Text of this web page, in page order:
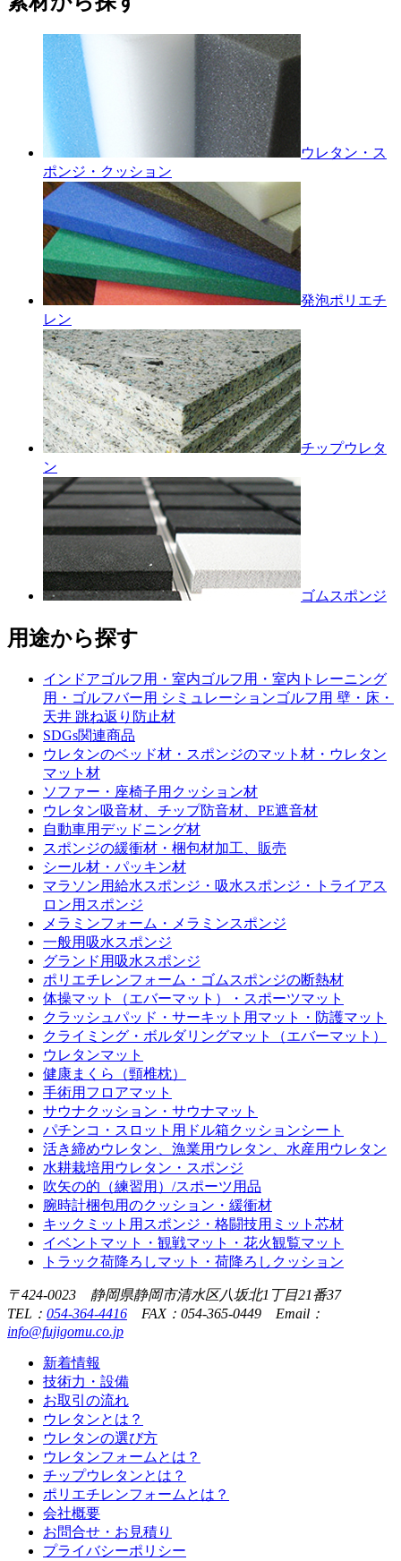
ウレタン・ス
ポンジ・クッション
発泡ポリエチ
レン
チップウレタ
ン
ゴムスポンジ
用途から探す
インドアゴルフ用・室内ゴルフ用・室内トレーニング
用・ゴルフバー用 シミュレーションゴルフ用 壁・床・
天井 跳ね返り防止材
SDGs関連商品
ウレタンのベッド材・スポンジのマット材・ウレタン
マット材
ソファー・座椅子用クッション材
ウレタン吸音材、チップ防音材、PE遮音材
自動車用デッドニング材
スポンジの緩衝材・梱包材加工、販売
シール材・パッキン材
マラソン用給水スポンジ・吸水スポンジ・トライアス
ロン用スポンジ
メラミンフォーム・メラミンスポンジ
一般用吸水スポンジ
グランド用吸水スポンジ
ポリエチレンフォーム・ゴムスポンジの断熱材
体操マット（エバーマット）・スポーツマット
クラッシュパッド・サーキット用マット・防護マット
クライミング・ボルダリングマット（エバーマット）
ウレタンマット
健康まくら（頸椎枕）
手術用フロアマット
サウナクッション・サウナマット
パチンコ・スロット用ドル箱クッションシート
活き締めウレタン、漁業用ウレタン、水産用ウレタン
水耕栽培用ウレタン・スポンジ
吹矢の的（練習用）/スポーツ用品
腕時計梱包用のクッション・緩衝材
キックミット用スポンジ・格闘技用ミット芯材
イベントマット・観戦マット・花火観覧マット
トラック荷降ろしマット・荷降ろしクッション
〒424-0023 静岡県静岡市清水区八坂北1丁目21番37
TEL： 054-364-4416 FAX：054-365-0449 Email：
info@fujigomu.co.jp
新着情報
技術力・設備
お取引の流れ
ウレタンとは？
ウレタンの選び方
ウレタンフォームとは？
チップウレタンとは？
ポリエチレンフォームとは？
会社概要
お問合せ・お見積り
プライバシーポリシー